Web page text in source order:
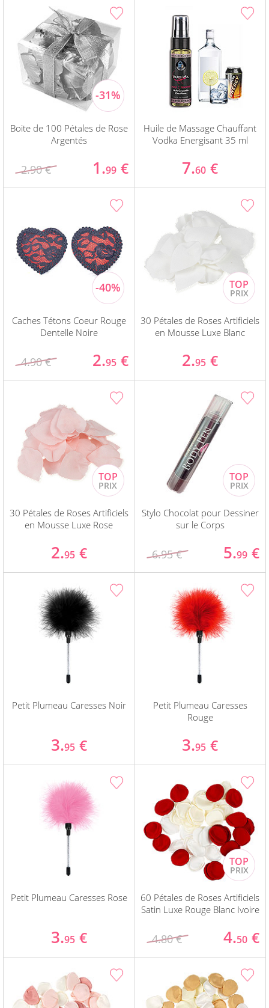
Boite de 100 Pétales de Rose
Argentés
2.90 € 1.99 €
Huile de Massage Chauffant
Vodka Energisant 35 ml
7.60 €
Caches Tétons Coeur Rouge
Dentelle Noire
4.90 € 2.95 €
30 Pétales de Roses Artificiels
en Mousse Luxe Blanc
2.95 €
30 Pétales de Roses Artificiels
en Mousse Luxe Rose
2.95 €
Stylo Chocolat pour Dessiner
sur le Corps
6.95 € 5.99 €
Petit Plumeau Caresses Noir
3.95 €
Petit Plumeau Caresses
Rouge
3.95 €
Petit Plumeau Caresses Rose
3.95 €
60 Pétales de Roses Artificiels
Satin Luxe Rouge Blanc Ivoire
4.80 € 4.50 €